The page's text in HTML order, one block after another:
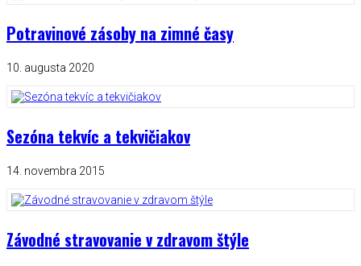
Potravinové zásoby na zimné časy
10. augusta 2020
Sezóna tekvíc a tekvičiakov
14. novembra 2015
Závodné stravovanie v zdravom štýle